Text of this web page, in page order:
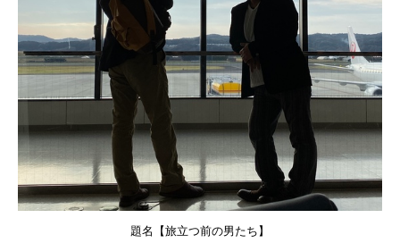
題名【旅立つ前の男たち】